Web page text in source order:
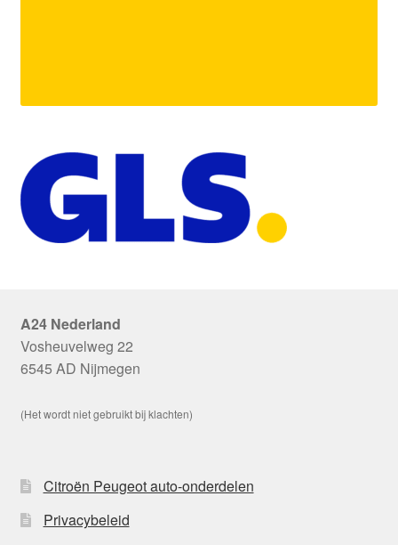
A24 Nederland
Vosheuvelweg 22
6545 AD Nijmegen
(Het wordt niet gebruikt bij klachten)
Citroën Peugeot auto-onderdelen
Privacybeleid